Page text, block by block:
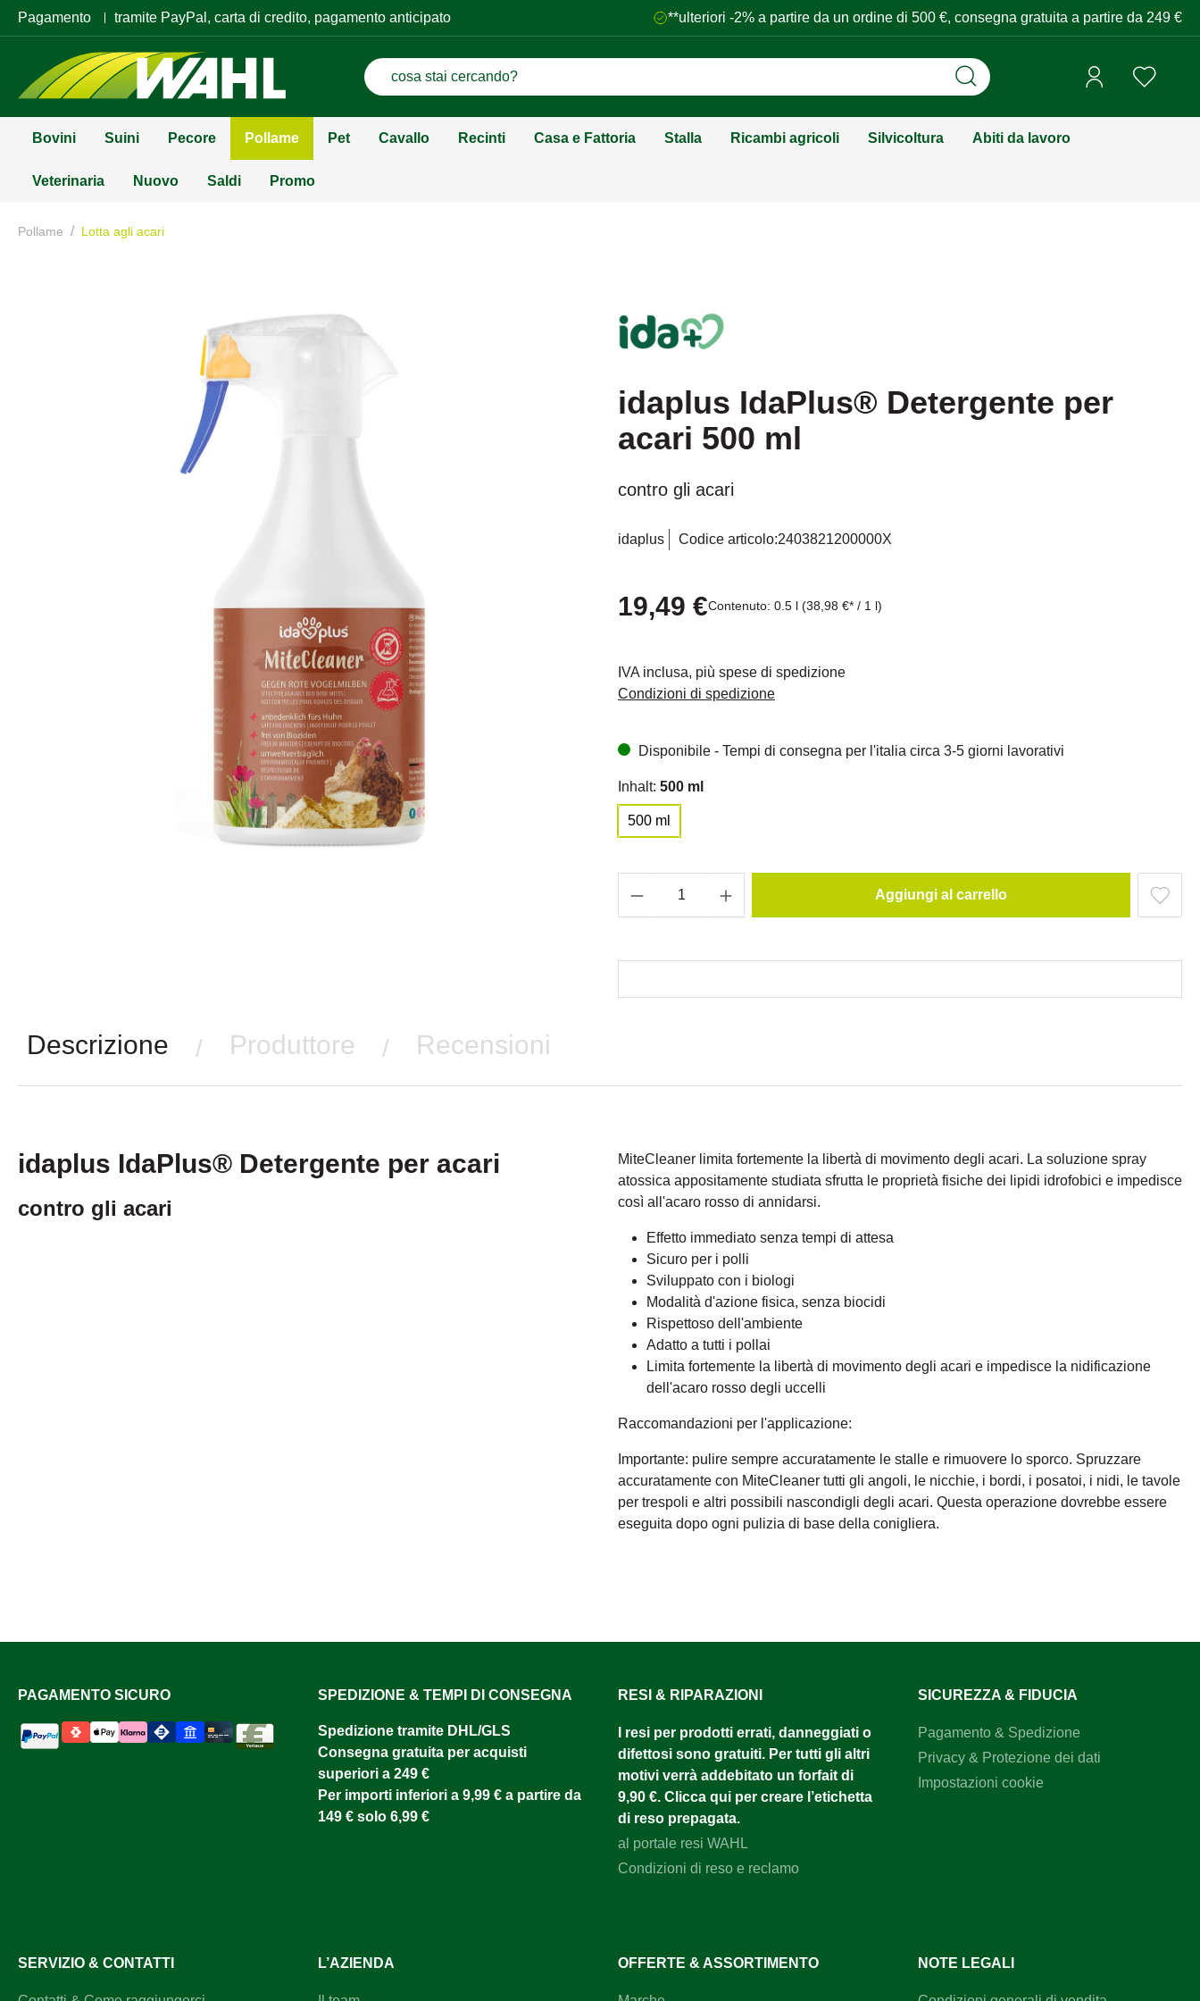
Pagamento tramite PayPal, carta di credito, pagamento anticipato **ulteriori -2% a partire da un ordine di 500 €, consegna gratuita a partire da 249 €
Bovini Suini Pecore Pollame Pet Cavallo Recinti Casa e Fattoria Stalla Ricambi agricoli Silvicoltura Abiti da lavoro
Veterinaria Nuovo Saldi Promo
Pollame / Lotta agli acari
idaplus IdaPlus® Detergente per
acari 500 ml
contro gli acari
idaplus Codice articolo:2403821200000X
19,49 €Contenuto: 0.5 l (38,98 €* / 1 l)
IVA inclusa, più spese di spedizione
Condizioni di spedizione
Disponibile - Tempi di consegna per l'italia circa 3-5 giorni lavorativi
Inhalt: 500 ml
500 ml
Aggiungi al carrello
Descrizione / Produttore / Recensioni
idaplus IdaPlus® Detergente per acari
contro gli acari
MiteCleaner limita fortemente la libertà di movimento degli acari. La soluzione spray
atossica appositamente studiata sfrutta le proprietà fisiche dei lipidi idrofobici e impedisce
così all'acaro rosso di annidarsi.
Effetto immediato senza tempi di attesa
Sicuro per i polli
Sviluppato con i biologi
Modalità d'azione fisica, senza biocidi
Rispettoso dell'ambiente
Adatto a tutti i pollai
Limita fortemente la libertà di movimento degli acari e impedisce la nidificazione
dell'acaro rosso degli uccelli
Raccomandazioni per l'applicazione:
Importante: pulire sempre accuratamente le stalle e rimuovere lo sporco. Spruzzare
accuratamente con MiteCleaner tutti gli angoli, le nicchie, i bordi, i posatoi, i nidi, le tavole
per trespoli e altri possibili nascondigli degli acari. Questa operazione dovrebbe essere
eseguita dopo ogni pulizia di base della conigliera.
PAGAMENTO SICURO SPEDIZIONE & TEMPI DI CONSEGNA
Spedizione tramite DHL/GLS ​
Consegna gratuita per acquisti
superiori a 249 €
Per importi inferiori a 9,99 € a partire da
149 € solo 6,99 €
RESI & RIPARAZIONI
I resi per prodotti errati, danneggiati o
difettosi sono gratuiti. Per tutti gli altri
motivi verrà addebitato un forfait di
9,90 €. Clicca qui per creare l’etichetta
di reso prepagata.
al portale resi WAHL
Condizioni di reso e reclamo
SICUREZZA & FIDUCIA
Pagamento & Spedizione
Privacy & Protezione dei dati
Impostazioni cookie
SERVIZIO & CONTATTI L’AZIENDA OFFERTE & ASSORTIMENTO NOTE LEGALI